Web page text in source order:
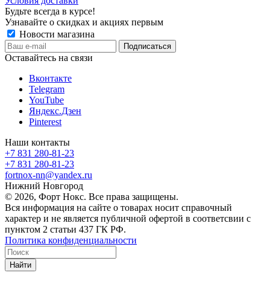
Будьте всегда в курсе!
Узнавайте о скидках и акциях первым
Новости магазина
Оставайтесь на связи
Вконтакте
Telegram
YouTube
Яндекс.Дзен
Pinterest
Наши контакты
+7 831 280-81-23
+7 831 280-81-23
fortnox-nn@yandex.ru
Нижний Новгород
© 2026, Форт Нокс. Все права защищены.
Вся информация на сайте о товарах носит справочный
характер и не является публичной офертой в соответсвии с
пунктом 2 статьи 437 ГК РФ.
Политика конфиденциальности
Найти